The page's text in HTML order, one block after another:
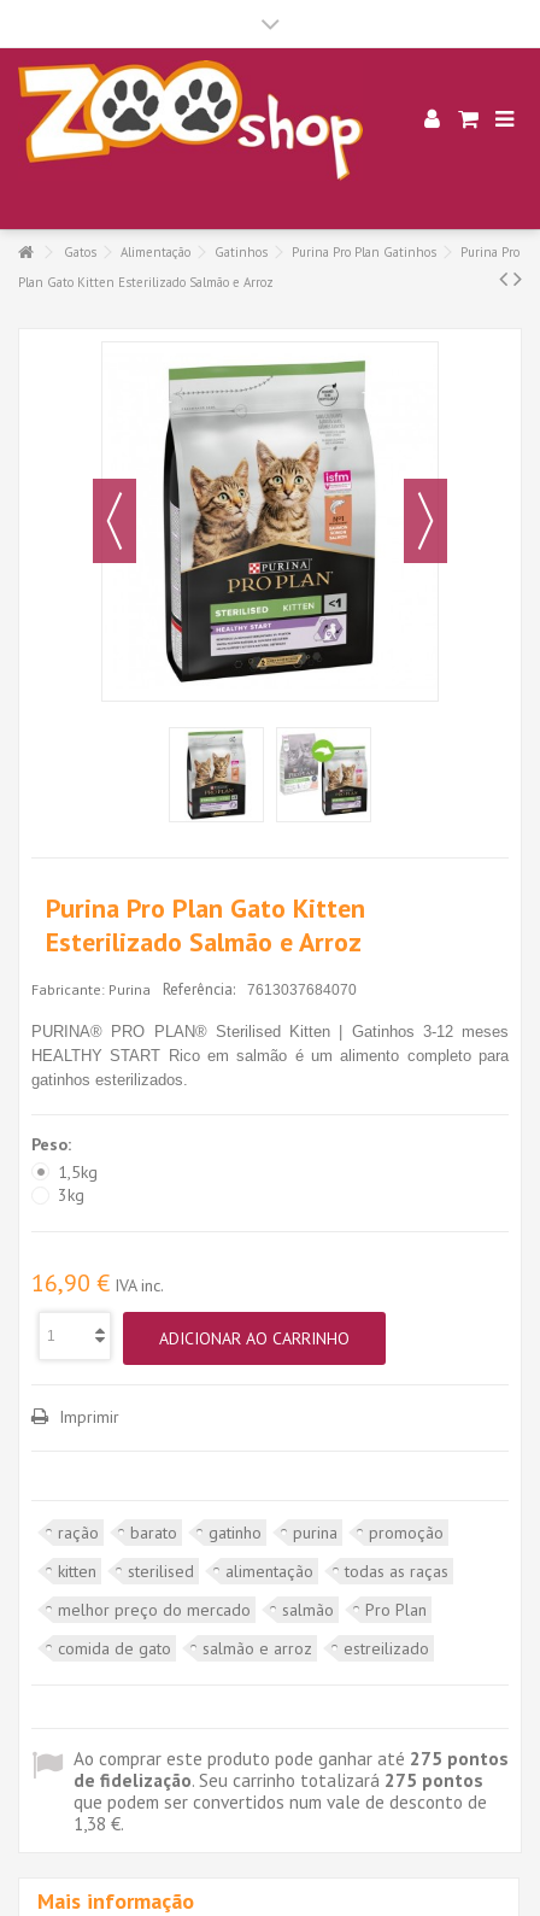
Gatos Alimentação Gatinhos Purina Pro Plan Gatinhos
Purina Pro
Plan Gato Kitten Esterilizado Salmão e Arroz
Purina Pro Plan Gato Kitten
Esterilizado Salmão e Arroz
Fabricante: Purina Referência: 7613037684070
PURINA® PRO PLAN® Sterilised Kitten | Gatinhos 3-12 meses
HEALTHY START Rico em salmão é um alimento completo para
gatinhos esterilizados.
Peso:
1,5kg
3kg
16,90 € IVA inc.
ADICIONAR AO CARRINHO
Imprimir
ração barato gatinho purina
promoção
kitten
sterilised alimentação
todas as raças
melhor preço do mercado
salmão
Pro Plan
comida de gato
salmão e arroz estreilizado
Ao comprar este produto pode ganhar até 275 pontos
de fidelização. Seu carrinho totalizará 275 pontos
que podem ser convertidos num vale de desconto de
1,38 €.
Mais informação